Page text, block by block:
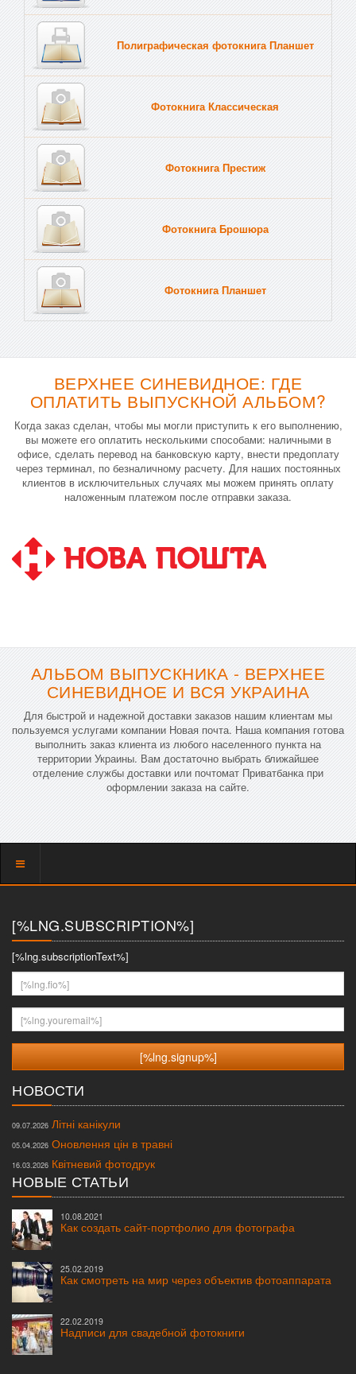
Полиграфическая фотокнига Планшет
Фотокнига Классическая
Фотокнига Престиж
Фотокнига Брошюра
Фотокнига Планшет
ВЕРХНЕЕ СИНЕВИДНОЕ: ГДЕ
ОПЛАТИТЬ ВЫПУСКНОЙ АЛЬБОМ?
Когда заказ сделан, чтобы мы могли приступить к его выполнению,
вы можете его оплатить несколькими способами: наличными в
офисе, сделать перевод на банковскую карту, внести предоплату
через терминал, по безналичному расчету. Для наших постоянных
клиентов в исключительных случаях мы можем принять оплату
наложенным платежом после отправки заказа.
АЛЬБОМ ВЫПУСКНИКА - ВЕРХНЕЕ
СИНЕВИДНОЕ И ВСЯ УКРАИНА
Для быстрой и надежной доставки заказов нашим клиентам мы
пользуемся услугами компании Новая почта. Наша компания готова
выполнить заказ клиента из любого населенного пункта на
территории Украины. Вам достаточно выбрать ближайшее
отделение службы доставки или почтомат Приватбанка при
оформлении заказа на сайте.
Показать
[%LNG.SUBSCRIPTION%]
[%lng.subscriptionText%]
[%lng.fio%]
[%lng.youremail%]
НОВОСТИ
09.07.2026 Літні канікули
05.04.2026 Оновлення цін в травні
16.03.2026 Квітневий фотодрук
НОВЫЕ СТАТЬИ
10.08.2021
Как создать сайт-портфолио для фотографа
25.02.2019
Как смотреть на мир через объектив фотоаппарата
22.02.2019
Надписи для свадебной фотокниги